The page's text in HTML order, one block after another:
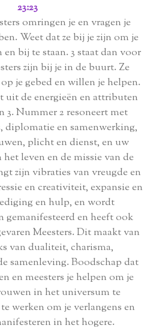
23:23
omringen je en vragen je
Weet dat ze bij je zijn om je
en bij te staan. 3 staat dan voor
zijn bij je in de buurt. Ze
je gebed en willen je helpen.
uit de energieën en attributen
3. Nummer 2 resoneert met
diplomatie en samenwerking,
plicht en dienst, en uw
leven en de missie van de
zijn vibraties van vreugde en
en creativiteit, expansie en
en hulp, en wordt
gemanifesteerd en heeft ook
Meesters. Dit maakt van
van dualiteit, charisma,
samenleving. Boodschap dat
en meesters je helpen om je
in het universum te
werken om je verlangens en
in het hogere.